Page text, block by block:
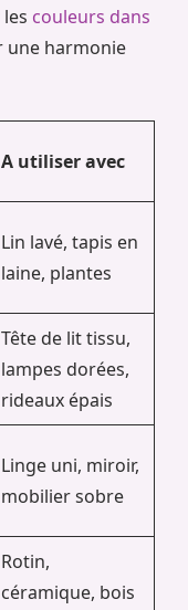
couleurs dans
une harmonie
A utiliser avec
Lin lavé, tapis en
laine, plantes
Tête de lit tissu,
lampes dorées,
rideaux épais
Linge uni, miroir,
mobilier sobre
Rotin,
céramique, bois